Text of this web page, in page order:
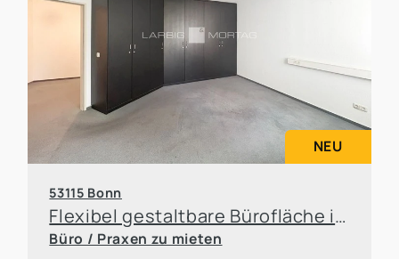
NEU
53115 Bonn
Flexibel gestaltbare Bürofläche in Top-Lage von Bonn-Poppelsdorf
Büro / Praxen zu mieten